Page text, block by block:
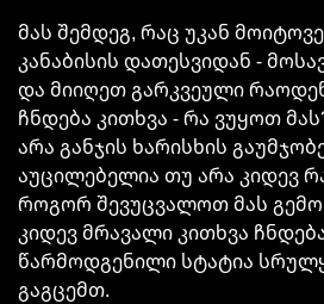
მას შემდეგ, რაც უკან
კანაბისის დათესვიდან -
და მიიღეთ გარკვეული
ჩნდება კითხვა - რა ვუყოთ
არა განჯის ხარისხის
აუცილებელია თუ არა კიდევ
როგორ შევუცვალოთ მას
კიდევ მრავალი კითხვა
წარმოდგენილი სტატია
გაგცემთ.